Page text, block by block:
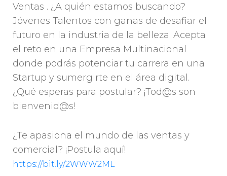
Ventas . ¿A quién estamos buscando?
Jóvenes Talentos con ganas de desafiar el
futuro en la industria de la belleza. Acepta
el reto en una Empresa Multinacional
donde podrás potenciar tu carrera en una
Startup y sumergirte en el área digital.
¿Qué esperas para postular? ¡Tod@s son
bienvenid@s!
¿Te apasiona el mundo de las ventas y
comercial? ¡Postula aquí!
https://bit.ly/2WWW2ML